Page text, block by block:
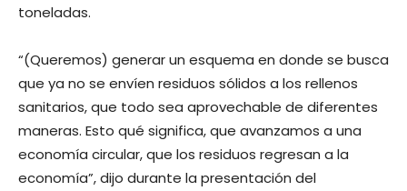
toneladas.
“(Queremos) generar un esquema en donde se busca
que ya no se envíen residuos sólidos a los rellenos
sanitarios, que todo sea aprovechable de diferentes
maneras. Esto qué significa, que avanzamos a una
economía circular, que los residuos regresan a la
economía”, dijo durante la presentación del